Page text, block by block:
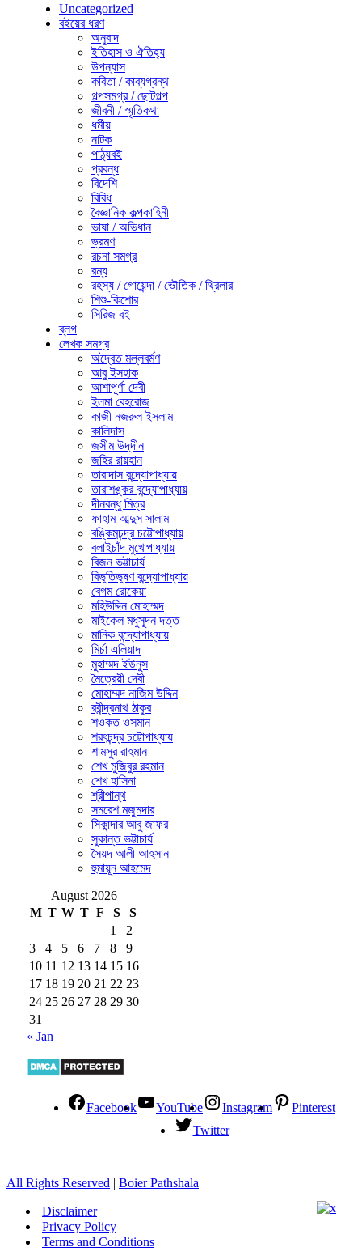
Uncategorized
বইয়ের ধরণ
অনুবাদ
ইতিহাস ও ঐতিহ্য
উপন্যাস
কবিতা / কাব্যগ্রন্থ
গল্পসমগ্র / ছোটগল্প
জীবনী / স্মৃতিকথা
ধর্মীয়
নাটক
পাঠ্যবই
প্রবন্ধ
বিদেশি
বিবিধ
বৈজ্ঞানিক কল্পকাহিনী
ভাষা / অভিধান
ভ্রমণ
রচনা সমগ্র
রম্য
রহস্য / গোয়েন্দা / ভৌতিক / থ্রিলার
শিশু-কিশোর
সিরিজ বই
ব্লগ
লেখক সমগ্র
অদ্বৈত মল্লবর্মণ
আবু ইসহাক
আশাপূর্ণা দেবী
ইলমা বেহরোজ
কাজী নজরুল ইসলাম
কালিদাস
জসীম উদ্‌দীন
জহির রায়হান
তারাদাস বন্দ্যোপাধ্যায়
তারাশঙ্কর বন্দ্যোপাধ্যায়
দীনবন্ধু মিত্র
ফাহাম আব্দুস সালাম
বঙ্কিমচন্দ্র চট্টোপাধ্যায়
বলাইচাঁদ মুখোপাধ্যায়
বিজন ভট্টাচার্য
বিভূতিভূষণ বন্দ্যোপাধ্যায়
বেগম রোকেয়া
মহিউদ্দিন মোহাম্মদ
মাইকেল মধুসূদন দত্ত
মানিক বন্দ্যোপাধ্যায়
মির্চা এলিয়াদ
মুহাম্মদ ইউনুস
মৈত্রেয়ী দেবী
মোহাম্মদ নাজিম উদ্দিন
রবীন্দ্রনাথ ঠাকুর
শওকত ওসমান
শরৎচন্দ্র চট্টোপাধ্যায়
শামসুর রাহমান
শেখ মুজিবুর রহমান
শেখ হাসিনা
শ্রীপান্থ
সমরেশ মজুমদার
সিকান্দার আবু জাফর
সুকান্ত ভট্টাচার্য
সৈয়দ আলী আহসান
হুমায়ূন আহমেদ
August 2026
M T W T F S
S
1
2
3
4 5 6 7 8
9
10 11 12 13 14 15 16
17 18 19 20 21 22 23
24 25 26 27 28 29 30
31
« Jan
Facebook YouTube Instagram
Pinterest
Twitter
All Rights Reserved | Boier Pathshala
Disclaimer
Privacy Policy
Terms and Conditions